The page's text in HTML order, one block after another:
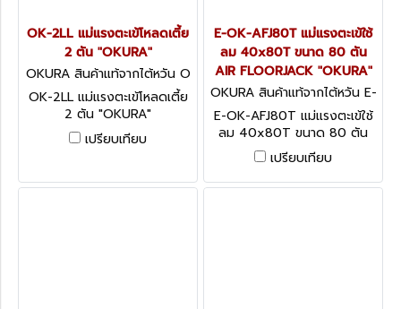
OK-2LL แม่แรงตะเข้โหลดเตี้ย
2 ตัน "OKURA"
OKURA สินค้าแท้จากไต้หวัน O
K-2LL
OK-2LL แม่แรงตะเข้โหลดเตี้ย
2 ตัน "OKURA"
เปรียบเทียบ
E-OK-AFJ80T แม่แรงตะเข้ใช้
ลม 40x80T ขนาด 80 ตัน
AIR FLOORJACK "OKURA"
OKURA สินค้าแท้จากไต้หวัน E-
OK-AFJ80T
E-OK-AFJ80T แม่แรงตะเข้ใช้
ลม 40x80T ขนาด 80 ตัน
AIR FLOORJACK "OKURA"
เปรียบเทียบ